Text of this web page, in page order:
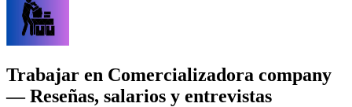
Trabajar en Comercializadora company
— Reseñas, salarios y entrevistas